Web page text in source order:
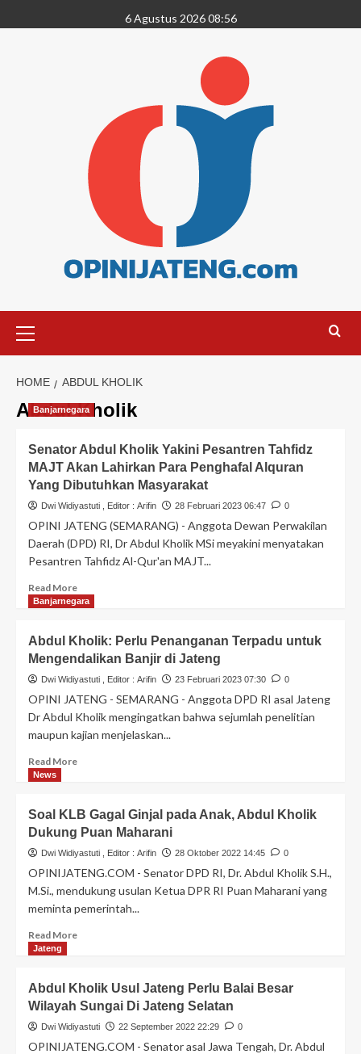
6 Agustus 2026 08:56
HOME ABDUL KHOLIK
Abdul Kholik
Banjarnegara
Senator Abdul Kholik Yakini Pesantren Tahfidz
MAJT Akan Lahirkan Para Penghafal Alquran
Yang Dibutuhkan Masyarakat
Dwi Widiyastuti , Editor : Arifin 28 Februari 2023 06:47 0
OPINI JATENG (SEMARANG) - Anggota Dewan Perwakilan
Daerah (DPD) RI, Dr Abdul Kholik MSi meyakini menyatakan
Pesantren Tahfidz Al-Qur'an MAJT...
Read More
Banjarnegara
Abdul Kholik: Perlu Penanganan Terpadu untuk
Mengendalikan Banjir di Jateng
Dwi Widiyastuti , Editor : Arifin 23 Februari 2023 07:30 0
OPINI JATENG - SEMARANG - Anggota DPD RI asal Jateng
Dr Abdul Kholik mengingatkan bahwa sejumlah penelitian
maupun kajian menjelaskan...
Read More
News
Soal KLB Gagal Ginjal pada Anak, Abdul Kholik
Dukung Puan Maharani
Dwi Widiyastuti , Editor : Arifin 28 Oktober 2022 14:45 0
OPINIJATENG.COM - Senator DPD RI, Dr. Abdul Kholik S.H.,
M.Si., mendukung usulan Ketua DPR RI Puan Maharani yang
meminta pemerintah...
Read More
Jateng
Abdul Kholik Usul Jateng Perlu Balai Besar
Wilayah Sungai Di Jateng Selatan
Dwi Widiyastuti 22 September 2022 22:29 0
OPINIJATENG.COM - Senator asal Jawa Tengah, Dr. Abdul